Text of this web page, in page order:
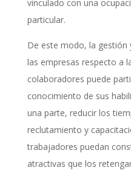
vinculado con una
particular.
De este modo, la gestión
las empresas respecto a
colaboradores puede
conocimiento de sus
una parte, reducir los
reclutamiento y
trabajadores puedan
atractivas que los